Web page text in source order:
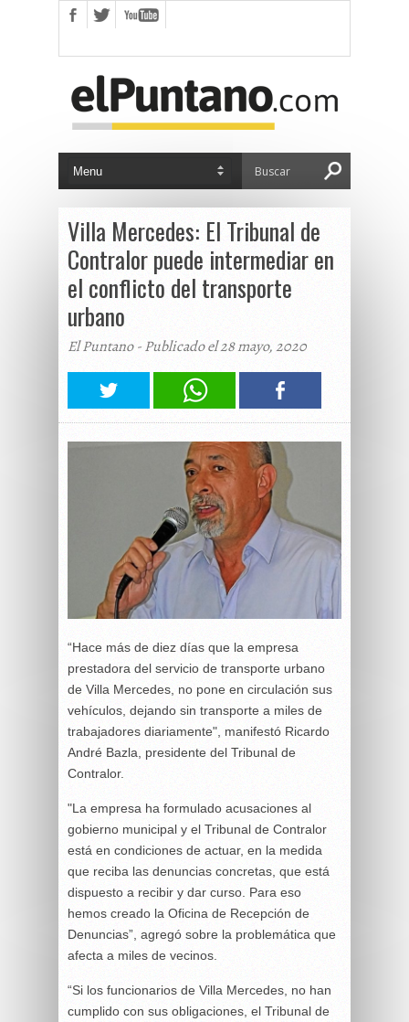
Villa Mercedes: El Tribunal de
Contralor puede intermediar en
el conflicto del transporte
urbano
El Puntano - Publicado el 28 mayo, 2020
“Hace más de diez días que la empresa
prestadora del servicio de transporte urbano
de Villa Mercedes, no pone en circulación sus
vehículos, dejando sin transporte a miles de
trabajadores diariamente", manifestó Ricardo
André Bazla, presidente del Tribunal de
Contralor.
"La empresa ha formulado acusaciones al
gobierno municipal y el Tribunal de Contralor
está en condiciones de actuar, en la medida
que reciba las denuncias concretas, que está
dispuesto a recibir y dar curso. Para eso
hemos creado la Oficina de Recepción de
Denuncias”, agregó sobre la problemática que
afecta a miles de vecinos.
“Si los funcionarios de Villa Mercedes, no han
cumplido con sus obligaciones, el Tribunal de